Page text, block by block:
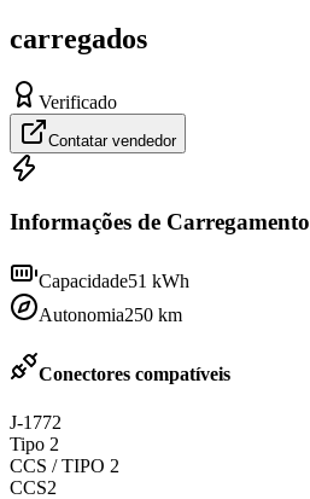
carregados
Verificado
Contatar vendedor
Informações de Carregamento
Capacidade51 kWh
Autonomia250 km
Conectores compatíveis
J-1772
Tipo 2
CCS / TIPO 2
CCS2